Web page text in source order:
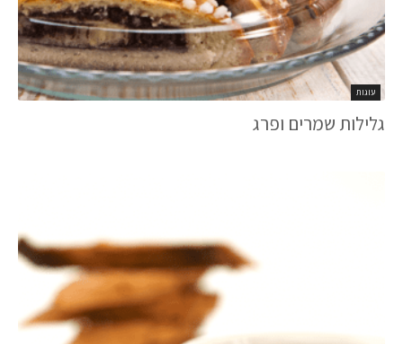
עוגות
גלילות שמרים ופרג